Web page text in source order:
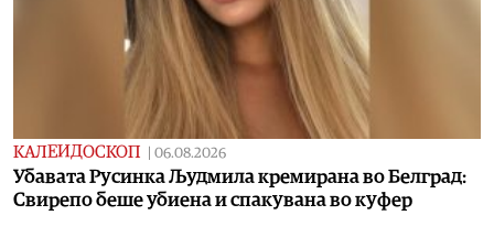
КАЛЕИДОСКОП | 06.08.2026
Убавата Русинка Људмила кремирана во Белград:
Свирепо беше убиена и спакувана во куфер